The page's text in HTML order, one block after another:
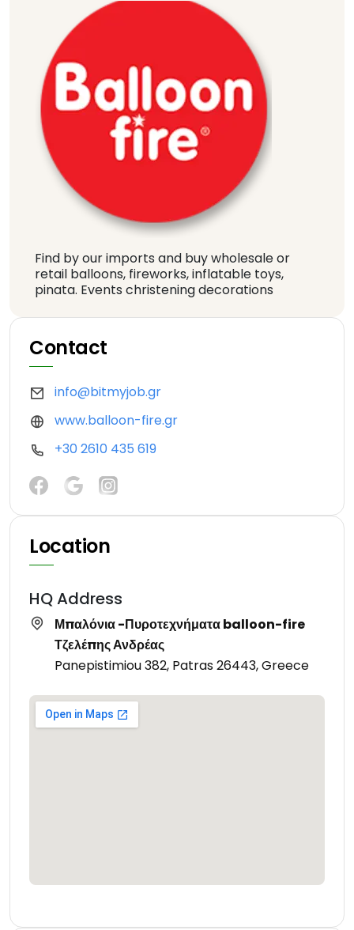
Find by our imports and buy wholesale or
retail balloons, fireworks, inflatable toys,
pinata. Events christening decorations
Contact
info@bitmyjob.gr
www.balloon-fire.gr
+30 2610 435 619
Location
HQ Address
Μπαλόνια -Πυροτεχνήματα balloon-fire
Τζελέπης Ανδρέας
Panepistimiou 382, Patras 26443, Greece